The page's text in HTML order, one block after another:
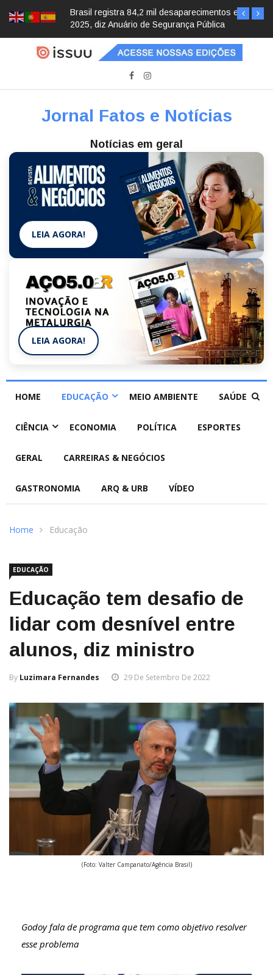
Brasil registra 84,2 mil desaparecimentos em
2025, diz Anuário de Segurança Pública
Jornal Fatos e Notícias
Notícias em geral
LEIA AGORA!
LEIA AGORA!
HOME EDUCAÇÃO MEIO AMBIENTE SAÚDE
CIÊNCIA ECONOMIA POLÍTICA ESPORTES
GERAL CARREIRAS & NEGÓCIOS
GASTRONOMIA ARQ & URB VÍDEO
Home Educação
EDUCAÇÃO
Educação tem desafio de
lidar com desnível entre
alunos, diz ministro
By Luzimara Fernandes 29 De Setembro De 2022
(Foto: Valter Campanato/Agência Brasil)
Godoy fala de programa que tem como objetivo resolver
esse problema